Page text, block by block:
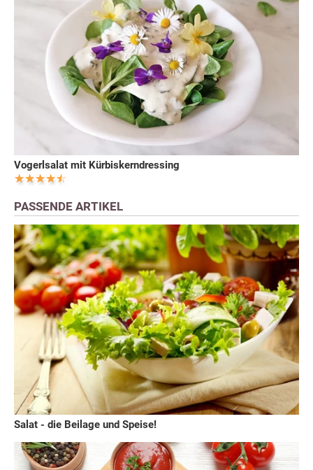
Vogerlsalat mit Kürbiskerndressing
PASSENDE ARTIKEL
Salat - die Beilage und Speise!